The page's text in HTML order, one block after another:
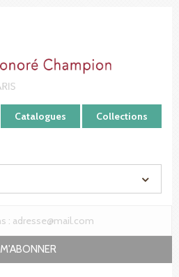
Catalogues Collections
M'ABONNER